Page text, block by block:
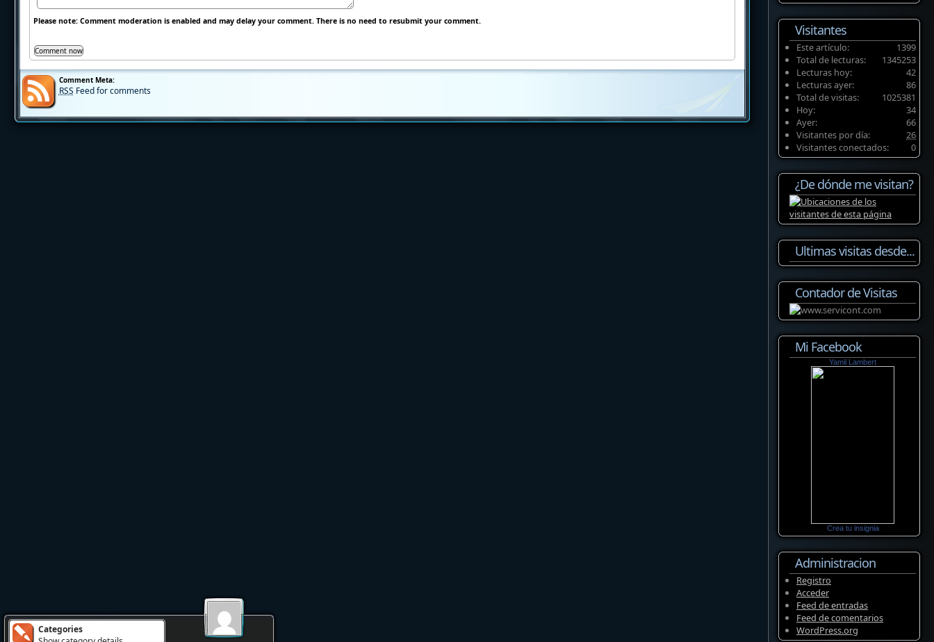
Please note: Comment moderation is enabled and may delay your comment. There is no need to resubmit your comment.
Comment Meta:
RSS Feed for comments
Visitantes
1399
Este artículo:
1345253
Total de lecturas:
42
Lecturas hoy:
86
Lecturas ayer:
1025381
Total de visitas:
34
Hoy:
66
Ayer:
26
Visitantes por día:
0
Visitantes conectados:
¿De dónde me visitan?
Ultimas visitas desde...
Contador de Visitas
Mi Facebook
Yamil Lambert
Crea tu insignia
Administracion
Registro
Acceder
Feed de entradas
Feed de comentarios
WordPress.org
Categories